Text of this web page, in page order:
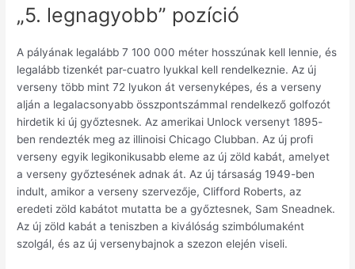
„5. legnagyobb” pozíció
A pályának legalább 7 100 000 méter hosszúnak kell lennie, és
legalább tizenkét par-cuatro lyukkal kell rendelkeznie. Az új
verseny több mint 72 lyukon át versenyképes, és a verseny
alján a legalacsonyabb összpontszámmal rendelkező golfozót
hirdetik ki új győztesnek. Az amerikai Unlock versenyt 1895-
ben rendezték meg az illinoisi Chicago Clubban. Az új profi
verseny egyik legikonikusabb eleme az új zöld kabát, amelyet
a verseny győztesének adnak át. Az új társaság 1949-ben
indult, amikor a verseny szervezője, Clifford Roberts, az
eredeti zöld kabátot mutatta be a győztesnek, Sam Sneadnek.
Az új zöld kabát a teniszben a kiválóság szimbólumaként
szolgál, és az új versenybajnok a szezon elején viseli.